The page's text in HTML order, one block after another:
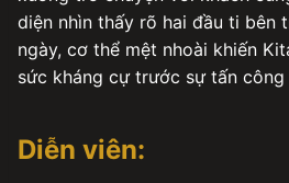
diện nhìn thấy rõ hai đầu ti bên
ngày, cơ thể mệt nhoài khiến
sức kháng cự trước sự tấn
Diễn viên: